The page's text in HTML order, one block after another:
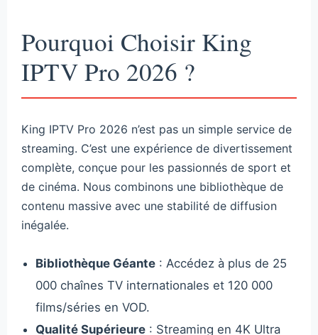
Pourquoi Choisir King
IPTV Pro 2026 ?
King IPTV Pro 2026 n’est pas un simple service de
streaming. C’est une expérience de divertissement
complète, conçue pour les passionnés de sport et
de cinéma. Nous combinons une bibliothèque de
contenu massive avec une stabilité de diffusion
inégalée.
Bibliothèque Géante : Accédez à plus de 25
000 chaînes TV internationales et 120 000
films/séries en VOD.
Qualité Supérieure : Streaming en 4K Ultra